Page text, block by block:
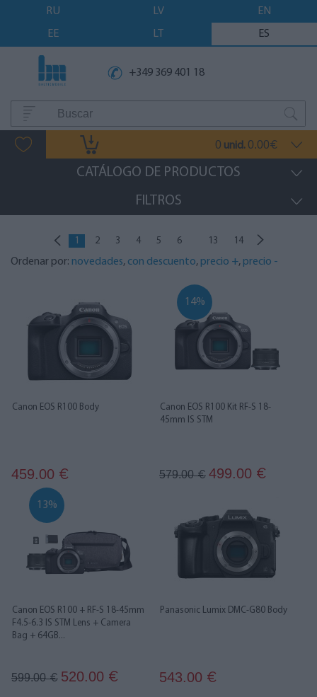
RU LV
EN
EE
LT ES
+349 369 401 18
0 unid. 0.00€
CATÁLOGO DE PRODUCTOS
FILTROS
1 2 3 4 5 6 13 14
Ordenar por: novedades, con descuento, precio +, precio -
Canon EOS R100 Body
459.00 €
Canon EOS R100 Kit RF-S 18-
45mm IS STM
14%
579.00€ 499.00 €
Canon EOS R100 + RF-S 18-45mm
F4.5-6.3 IS STM Lens + Camera
Bag + 64GB...
13%
599.00€ 520.00 €
Panasonic Lumix DMC-G80 Body
543.00 €